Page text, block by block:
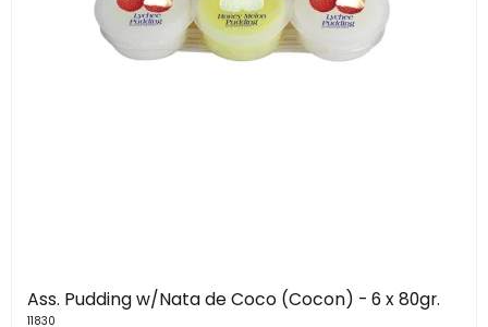
Ass. Pudding w/Nata de Coco (Cocon) - 6 x 80gr.
11830